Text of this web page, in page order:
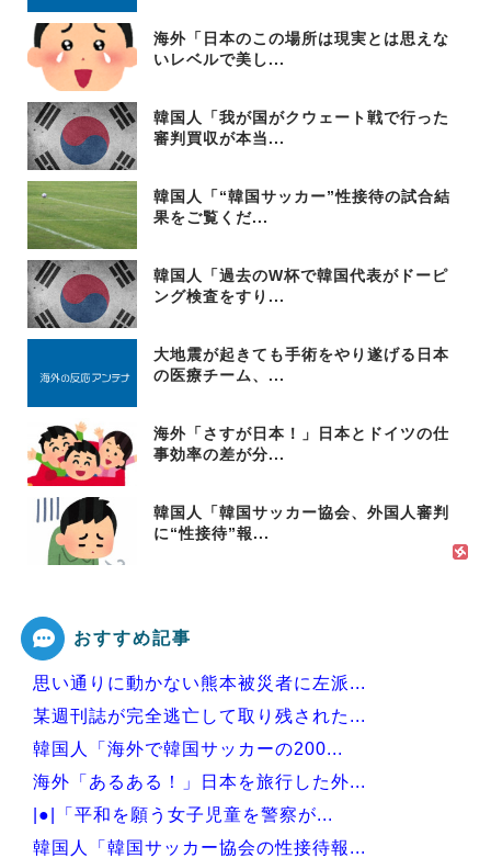
海外「日本のこの場所は現実とは思えな
いレベルで美し...
韓国人「我が国がクウェート戦で行った
審判買収が本当...
韓国人「“韓国サッカー”性接待の試合結
果をご覧くだ...
韓国人「過去のW杯で韓国代表がドーピ
ング検査をすり...
大地震が起きても手術をやり遂げる日本
の医療チーム、...
海外「さすが日本！」日本とドイツの仕
事効率の差が分...
韓国人「韓国サッカー協会、外国人審判
に“性接待”報...
おすすめ記事
思い通りに動かない熊本被災者に左派...
某週刊誌が完全逃亡して取り残された...
韓国人「海外で韓国サッカーの200...
海外「あるある！」日本を旅行した外...
|●|「平和を願う女子児童を警察が...
韓国人「韓国サッカー協会の性接待報...